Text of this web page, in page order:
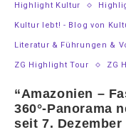
Highlight Kultur
Kultur lebt! - Blog von
Literatur & Führungen &
ZG Highlight Tour ZG
“Amazonien –
360°-Panorama
seit 7. Dezember